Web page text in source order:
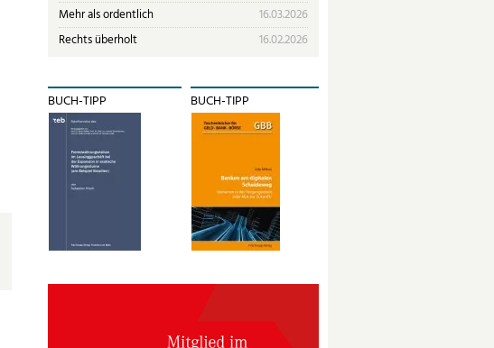
16.03.2026
Mehr als ordentlich
16.02.2026
Rechts überholt
BUCH-TIPP BUCH-TIPP